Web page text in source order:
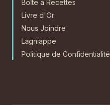
Boîte à Recettes
Livre d'Or
Nous Joindre
Lagniappe
Politique de Confidentialité